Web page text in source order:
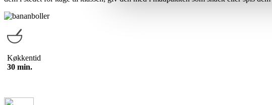
Køkkentid
30 min.